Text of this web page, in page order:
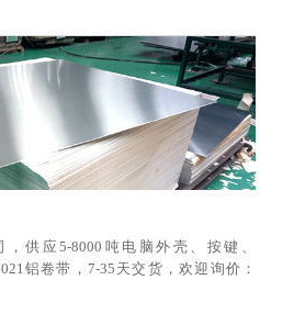
供应5-8000吨电脑外壳、按键、
铝卷带，7-35天交货，欢迎询价：